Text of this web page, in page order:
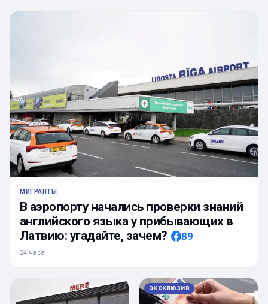
МИГРАНТЫ
В аэропорту начались проверки знаний
английского языка у прибывающих в
Латвию: угадайте, зачем?
89
24 часа
ЭКСКЛЮЗИВ